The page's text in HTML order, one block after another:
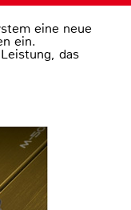
eine neue
ein.
das